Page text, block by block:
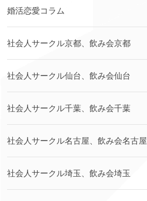
婚活恋愛コラム
社会人サークル京都、飲み会京都
社会人サークル仙台、飲み会仙台
社会人サークル千葉、飲み会千葉
社会人サークル名古屋、飲み会名古屋
社会人サークル埼玉、飲み会埼玉